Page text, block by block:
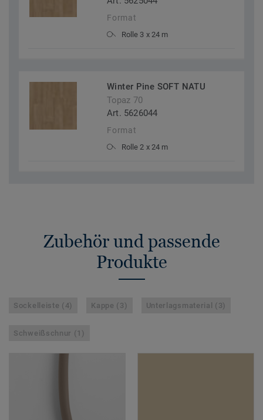
Format
Rolle 3 x 24 m
Winter Pine SOFT NATU
Topaz 70
Art. 5626044
Format
Rolle 2 x 24 m
Zubehör und passende
Produkte
Sockelleiste (4) Kappe (3) Unterlagsmaterial (3)
Schweißschnur (1)